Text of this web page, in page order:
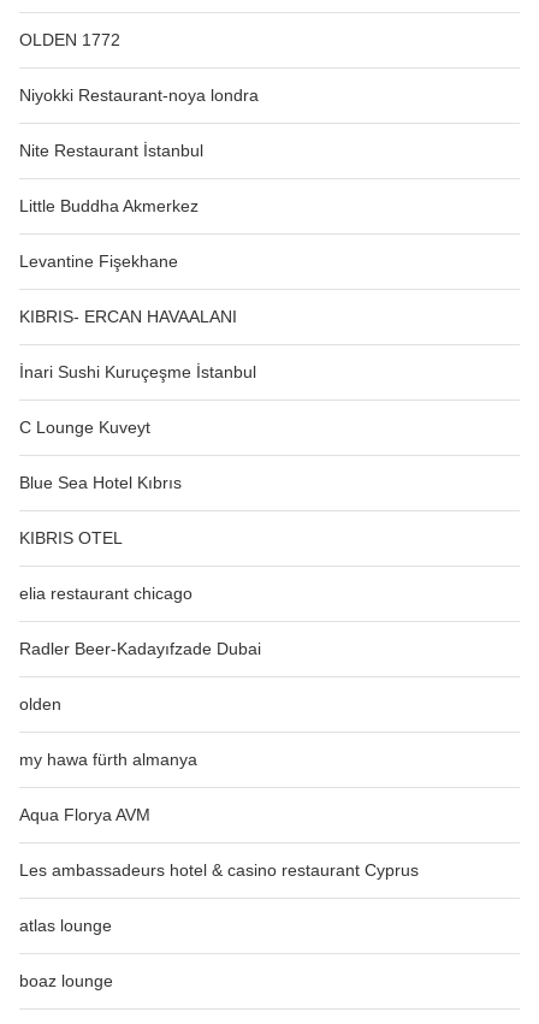
OLDEN 1772
Niyokki Restaurant-noya londra
Nite Restaurant İstanbul
Little Buddha Akmerkez
Levantine Fişekhane
KIBRIS- ERCAN HAVAALANI
İnari Sushi Kuruçeşme İstanbul
C Lounge Kuveyt
Blue Sea Hotel Kıbrıs
KIBRIS OTEL
elia restaurant chicago
Radler Beer-Kadayıfzade Dubai
olden
my hawa fürth almanya
Aqua Florya AVM
Les ambassadeurs hotel & casino restaurant Cyprus
atlas lounge
boaz lounge